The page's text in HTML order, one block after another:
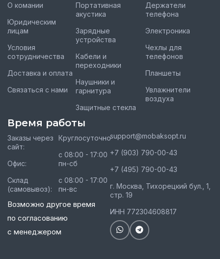
О комании
Юридическим
лицам
Условия
сотрудничества
Доставка и оплата
Связаться с нами
Портативная
акустика
Зарядные
устройства
Кабели и
переходники
Наушники и
гарнитура
Защитные стекла
Держатели
телефона
Электроника
Чехлы для
телефонов
Планшеты
Увлажнители
воздуха
Время работы
Заказы через
сайт:
Офис:
Склад
(самовывоз):
Круглосуточно
с 08:00 - 17:00
пн-сб
с 08:00 - 17:00
пн-вс
Возможно другое время
по согласованию
с менеджером
support@mobaksopt.ru
+7 (903) 790-00-43
+7 (495) 790-00-43
г. Москва, Тихорецкий бул., 1,
стр. 19
ИНН 772304608817